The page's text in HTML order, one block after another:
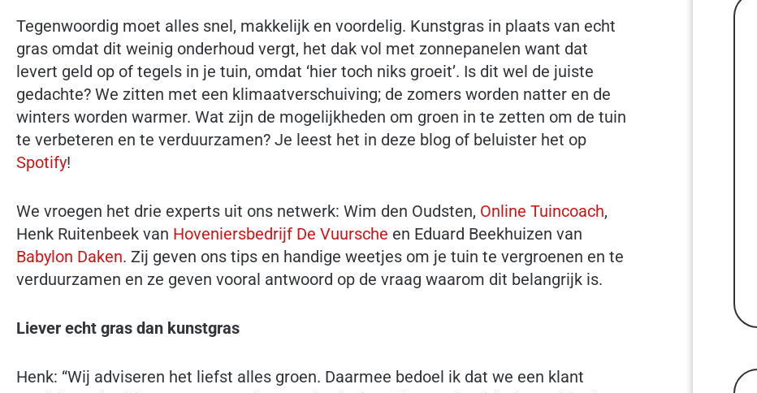
Tegenwoordig moet alles snel, makkelijk en voordelig. Kunstgras in plaats van echt
gras omdat dit weinig onderhoud vergt, het dak vol met zonnepanelen want dat
levert geld op of tegels in je tuin, omdat ‘hier toch niks groeit’. Is dit wel de juiste
gedachte? We zitten met een klimaatverschuiving; de zomers worden natter en de
winters worden warmer. Wat zijn de mogelijkheden om groen in te zetten om de tuin
te verbeteren en te verduurzamen? Je leest het in deze blog of beluister het op
Spotify!
We vroegen het drie experts uit ons netwerk: Wim den Oudsten, Online Tuincoach,
Henk Ruitenbeek van Hoveniersbedrijf De Vuursche en Eduard Beekhuizen van
Babylon Daken. Zij geven ons tips en handige weetjes om je tuin te vergroenen en te
verduurzamen en ze geven vooral antwoord op de vraag waarom dit belangrijk is.
Liever echt gras dan kunstgras
Henk: “Wij adviseren het liefst alles groen. Daarmee bedoel ik dat we een klant